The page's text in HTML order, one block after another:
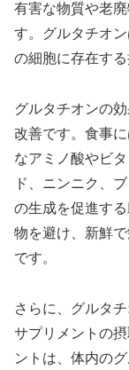
有害な物質や老
す。グルタチオ
の細胞に存在する
グルタチオンの
改善です。食事
なアミノ酸やビ
ド、ニンニク、
の生成を促進す
物を避け、新鮮
です。
さらに、グルタ
サプリメントの
ントは、体内の